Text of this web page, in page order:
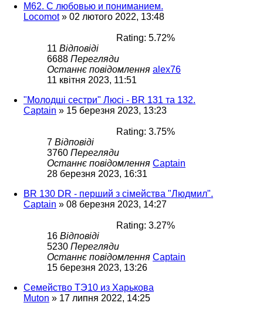
М62. С любовью и пониманием.
Locomot» 02 лютого 2022, 13:48
Rating: 5.72%
11 Відповіді
6688 Перегляди
Останнє повідомлення alex76
11 квітня 2023, 11:51
"Молодші сестри" Люсі - BR 131 та 132.
Captain » 15 березня 2023, 13:23
Rating: 3.75%
7 Відповіді
3760 Перегляди
Останнє повідомлення Captain
28 березня 2023, 16:31
BR 130 DR - перший з сімейства "Людмил".
Captain » 08 березня 2023, 14:27
Rating: 3.27%
16 Відповіді
5230 Перегляди
Останнє повідомлення Captain
15 березня 2023, 13:26
Семейство ТЭ10 из Харькова
Muton » 17 липня 2022, 14:25